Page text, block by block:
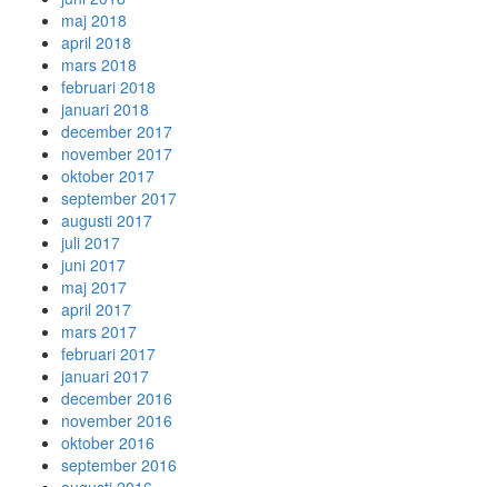
maj 2018
april 2018
mars 2018
februari 2018
januari 2018
december 2017
november 2017
oktober 2017
september 2017
augusti 2017
juli 2017
juni 2017
maj 2017
april 2017
mars 2017
februari 2017
januari 2017
december 2016
november 2016
oktober 2016
september 2016